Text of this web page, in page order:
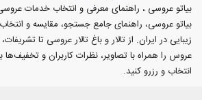
بیاتو عروسی ، راهنمای معرفی و انتخاب خدمات
بیاتو عروسی، راهنمای جامع جستجو، مقایسه و
زیبایی در ایران. از تالار و باغ تالار عروسی تا
عروس را همراه با تصاویر، نظرات کاربران و تخفیف‌ها
انتخاب و رزرو کنید.